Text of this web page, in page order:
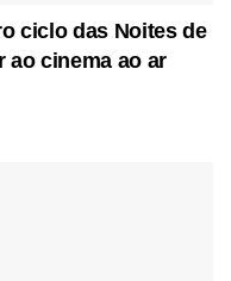
ciclo das Noites de
ao cinema ao ar